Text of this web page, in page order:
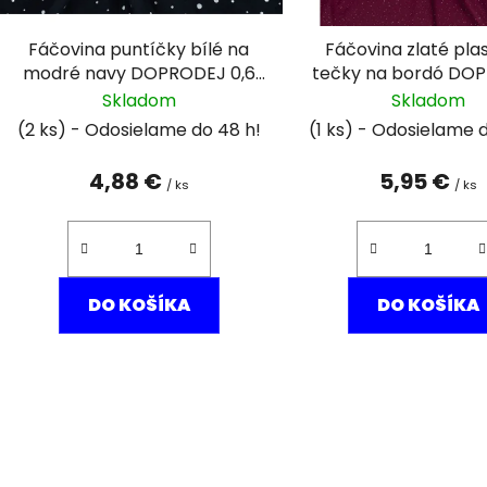
Fáčovina puntíčky bílé na
modré navy DOPRODEJ 0,6
m
Skladom
(2 ks)
4,88 € / ks
DO KOŠÍKA
Fáčovina zlaté
tečky na bordó
0,8m
Skladom
(1 ks)
5,95 € / ks
DO KOŠÍKA